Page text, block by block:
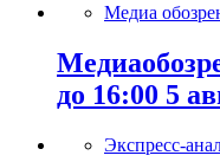
Медиа
до 16:00 5
Экспресс-